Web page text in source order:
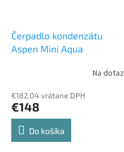
Čerpadlo kondenzátu
Aspen Mini Aqua
Na dotaz
€182,04 vrátane DPH
€148
Do košíka